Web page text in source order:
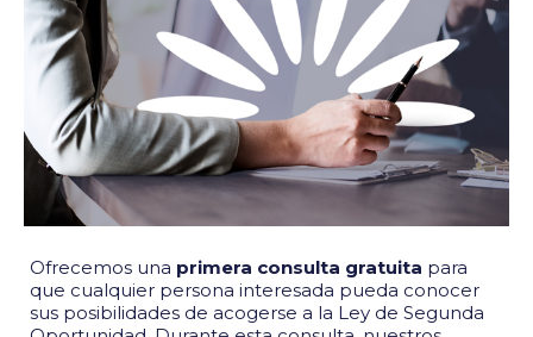
Ofrecemos una primera consulta gratuita para
que cualquier persona interesada pueda conocer
sus posibilidades de acogerse a la Ley de Segunda